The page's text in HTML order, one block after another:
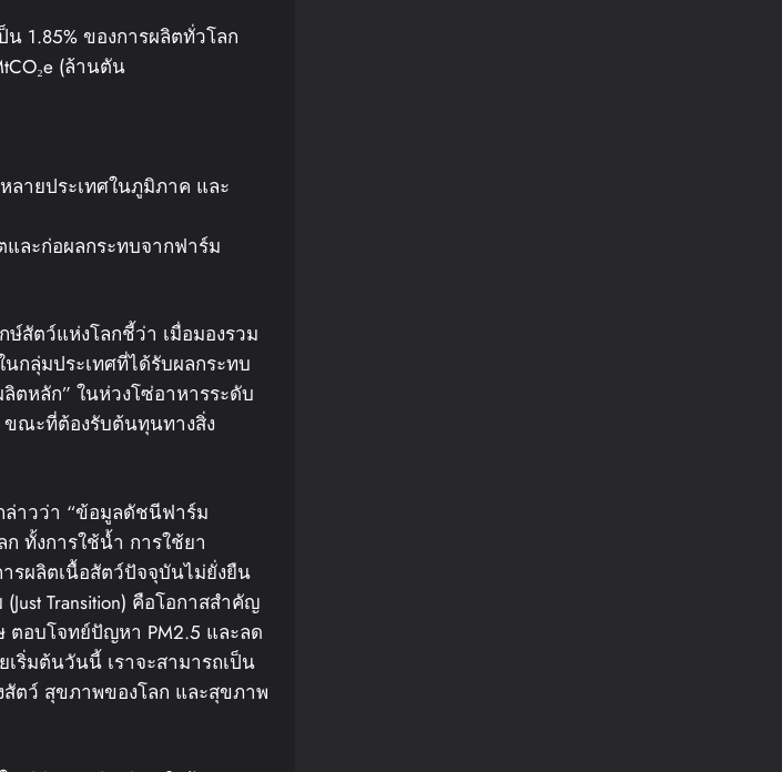
1.85% ของการผลิตทั่วโลก
(ล้านตัน
ลายประเทศในภูมิภาค และ
และก่อผลกระทบจากฟาร์ม
ษ์สัตว์แห่งโลกชี้ว่า เมื่อมองรวม
กลุ่มประเทศที่ได้รับผลกระทบ
ตหลัก” ในห่วงโซ่อาหารระดับ
ขณะที่ต้องรับต้นทุนทางสิ่ง
ล่าวว่า “ข้อมูลดัชนีฟาร์ม
ทั้งการใช้น้ำ การใช้ยา
รผลิตเนื้อสัตว์ปัจจุบันไม่ยั่งยืน
Transition) คือโอกาสสำคัญ
ตอบโจทย์ปัญหา PM2.5 และลด
ริ่มต้นวันนี้ เราจะสามารถเป็น
ตว์ สุขภาพของโลก และสุขภาพ